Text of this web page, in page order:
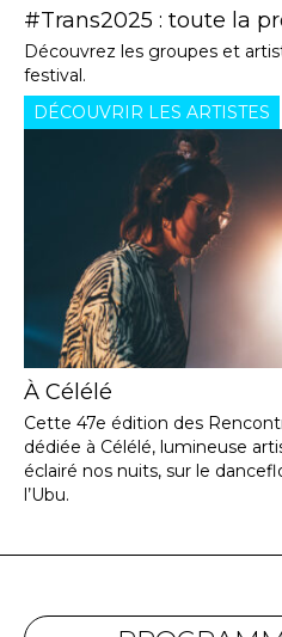
#Trans2025 : toute la
Découvrez les groupes et
festival.
DÉCOUVRIR LES ARTISTES
À Célélé
Cette 47e édition des
dédiée à Célélé, lumineuse
éclairé nos nuits, sur le
l’Ubu.